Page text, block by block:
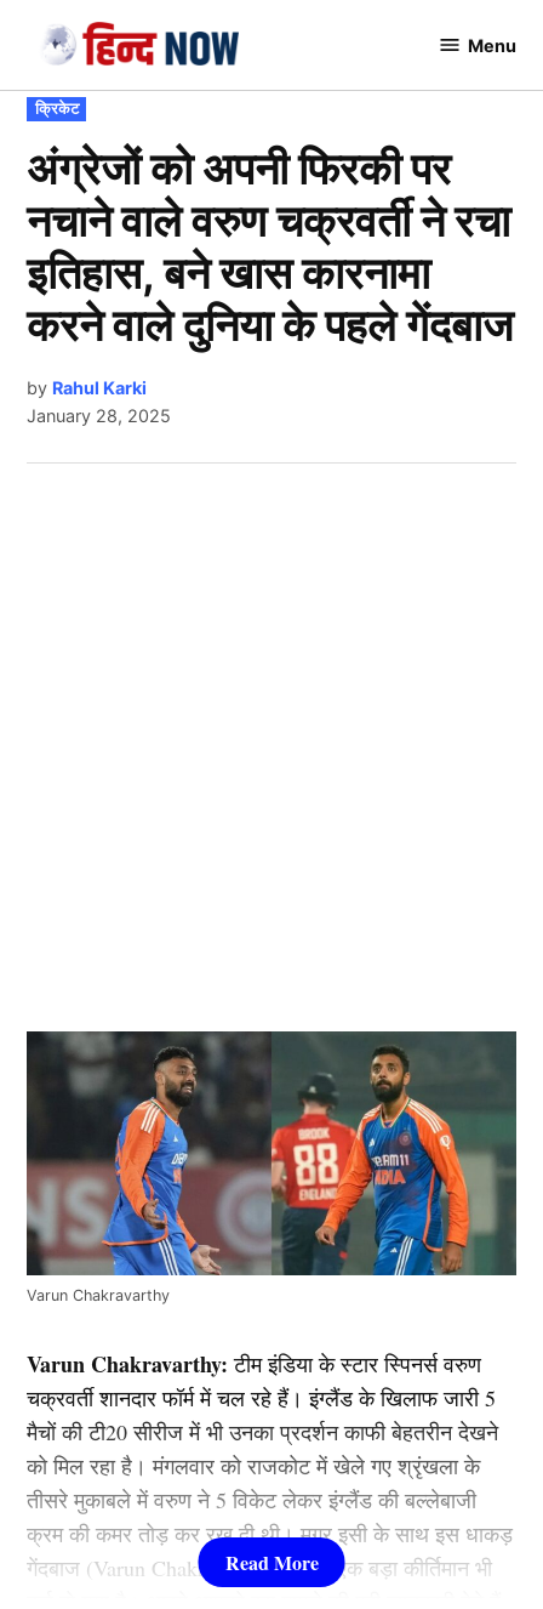
content
Menu
POSTED
IN
क्रिकेट
अंग्रेजों को अपनी फिरकी पर
नचाने वाले वरुण चक्रवर्ती ने रचा
इतिहास, बने खास कारनामा
करने वाले दुनिया के पहले गेंदबाज
by Rahul Karki
January 28, 2025
Varun Chakravarthy
Varun Chakravarthy: टीम इंडिया के स्टार स्पिनर्स वरुण
चक्रवर्ती शानदार फॉर्म में चल रहे हैं। इंग्लैंड के खिलाफ जारी 5
मैचों की टी20 सीरीज में भी उनका प्रदर्शन काफी बेहतरीन देखने
को मिल रहा है। मंगलवार को राजकोट में खेले गए श्रृंखला के
तीसरे मुकाबले में वरुण ने 5 विकेट लेकर इंग्लैंड की बल्लेबाजी
क्रम की कमर तोड़ कर रख दी थी। मगर इसी के साथ इस धाकड़
गेंदबाज (Varun Chakravarthy) के नाम एक बड़ा कीर्तिमान भी